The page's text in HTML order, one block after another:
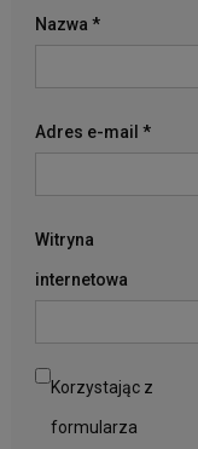
Nazwa *
Adres e-mail *
Witryna
internetowa
Korzystając z
formularza